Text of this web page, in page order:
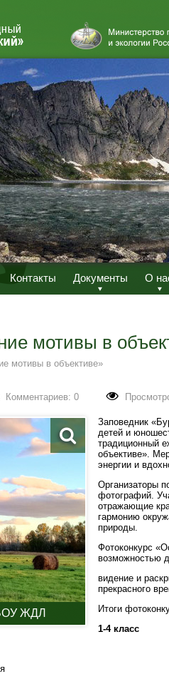
Контакты Документы О
мотивы в
мотивы в объективе»
Комментариев: 0
ЖДЛ
Заповедник
детей и
традиционный
объективе».
энергии и
Организаторы
фотографий.
отражающие
гармонию
природы.
Фотоконкурс
возможностью
видение и
прекрасного
Итоги
1-4 класс